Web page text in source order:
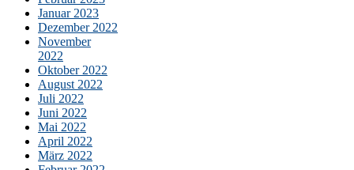
Januar 2023
Dezember 2022
November
2022
Oktober 2022
August 2022
Juli 2022
Juni 2022
Mai 2022
April 2022
März 2022